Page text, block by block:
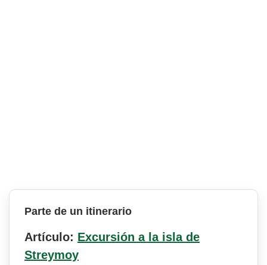
Parte de un itinerario
Artículo: Excursión a la isla de
Streymoy